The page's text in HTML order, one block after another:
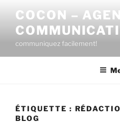
contenu
principal
COCON –
communiquez facilement!
ÉTIQUETTE :
BLOG